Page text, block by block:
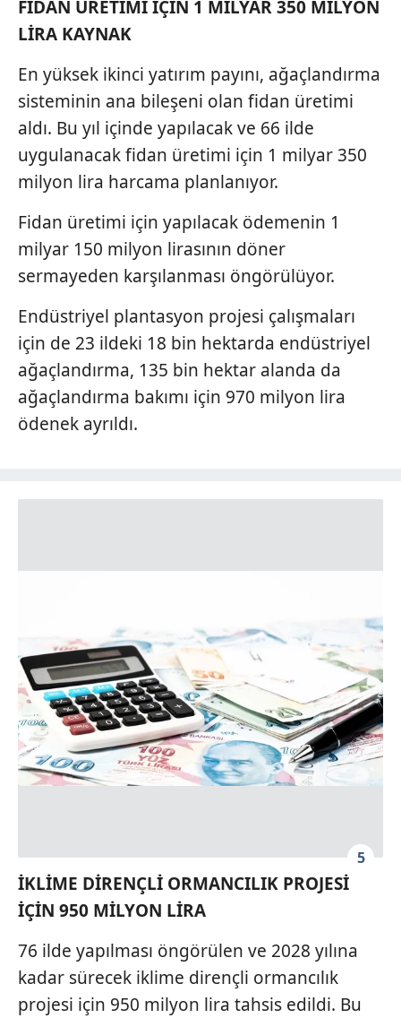
vasıtasıyla belirleyebilirsiniz. Çerezlere ilişkin detaylı bilgi
için Ayarlar butonuna tıklayabilir,
6698 sayılı Kişisel Verilerin Korunması Kanunu uyarınca
hazırlanmış Aydınlatma Metnimizi okumak ve sitemizde
ilgili mevzuata uygun olarak kullanılan çerezlerle ilgili bilgi
almak için lütfen tıklayınız.
FİDAN ÜRETİMİ İÇİN 1 MİLYAR 350 MİLYON
LİRA KAYNAK
En yüksek ikinci yatırım payını, ağaçlandırma
sisteminin ana bileşeni olan fidan üretimi
aldı. Bu yıl içinde yapılacak ve 66 ilde
uygulanacak fidan üretimi için 1 milyar 350
milyon lira harcama planlanıyor.
Fidan üretimi için yapılacak ödemenin 1
milyar 150 milyon lirasının döner
sermayeden karşılanması öngörülüyor.
Endüstriyel plantasyon projesi çalışmaları
için de 23 ildeki 18 bin hektarda endüstriyel
ağaçlandırma, 135 bin hektar alanda da
ağaçlandırma bakımı için 970 milyon lira
ödenek ayrıldı.
5
İKLİME DİRENÇLİ ORMANCILIK PROJESİ
İÇİN 950 MİLYON LİRA
76 ilde yapılması öngörülen ve 2028 yılına
kadar sürecek iklime dirençli ormancılık
projesi için 950 milyon lira tahsis edildi. Bu